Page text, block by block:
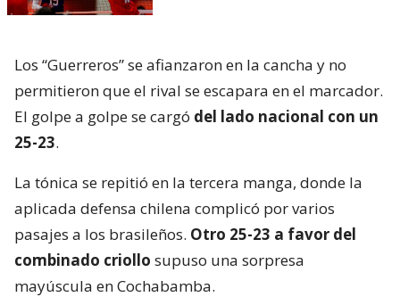
Los “Guerreros” se afianzaron en la cancha y no
permitieron que el rival se escapara en el marcador.
El golpe a golpe se cargó del lado nacional con un
25-23.
La tónica se repitió en la tercera manga, donde la
aplicada defensa chilena complicó por varios
pasajes a los brasileños. Otro 25-23 a favor del
combinado criollo supuso una sorpresa
mayúscula en Cochabamba.